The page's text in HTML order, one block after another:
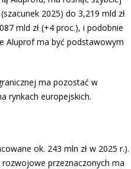
2025) do 3,219 mld zł
mld zł (+4 proc.), i podobnie
Aluprof ma być podstawowym
ma pozostać w
rynkach europejskich.
ok. 243 mln zł w 2025 r.).
przeznaczonych ma